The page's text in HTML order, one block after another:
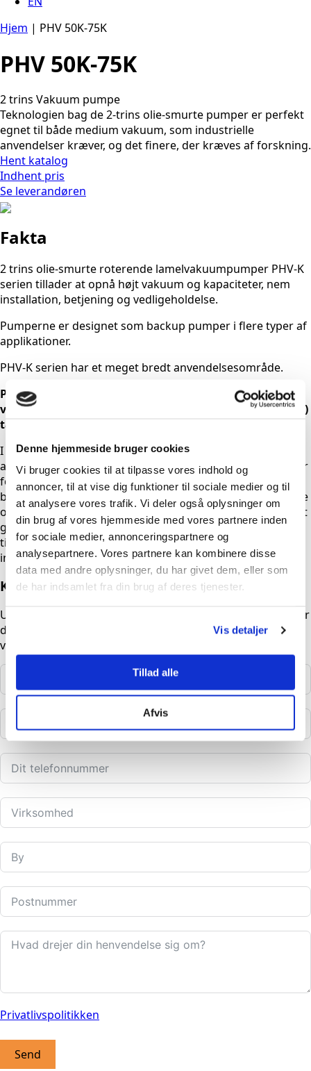
Denne hjemmeside bruger cookies
Vi bruger cookies til at tilpasse vores indhold og
annoncer, til at vise dig funktioner til sociale medier og til
at analysere vores trafik. Vi deler også oplysninger om
din brug af vores hjemmeside med vores partnere inden
for sociale medier, annonceringspartnere og
analysepartnere. Vores partnere kan kombinere disse
data med andre oplysninger, du har givet dem, eller som
de har indsamlet fra din brug af deres tjenester.
Vis detaljer
Tillad alle
Afvis
Hjem | PHV 50K-75K
PHV 50K-75K
2 trins Vakuum pumpe
Teknologien bag de 2-trins olie-smurte pumper er perfekt
egnet til både medium vakuum, som industrielle
anvendelser kræver, og det finere, der kræves af forskning.
Hent katalog
Indhent pris
Se leverandøren
Fakta
2 trins olie-smurte roterende lamelvakuumpumper PHV-K
serien tillader at opnå højt vakuum og kapaciteter, nem
installation, betjening og vedligeholdelse.
Pumperne er designet som backup pumper i flere typer af
applikationer.
PHV-K serien har et meget bredt anvendelsesområde.
PVR Vaccumdesign – Producent af moderne
vakuumpumper i Valmadrera ved Lago di Lecco (COMO)
tæt på Bergamo og Milano
I mere end 55 år har PVR været førende inden for levering
af høj kvalitets- og pålidelige vakuumpumper. PVR indestår
for pålidelighed og avanceret teknologi, men også
bæredygtig udvikling for interessenterne, miljøbeskyttelse
og fokus på energibesparelse. Den erfaring, der er opnået
gennem mange års aktiviteter, gør det muligt for PVR at
tilbyde produkter og tjenester, der altid er pålidelige og
innovative.
Kontakt os i dag
Udfyld formularen, og vi kontakter dig hurtigst muligt. Har
du brug for akut hjælp uden for normal arbejdstid, stiller
vores telefoner automatisk om til døgnservice.
Privatlivspolitikken
Send